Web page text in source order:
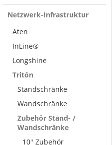
Netzwerk-Infrastruktur
Aten
InLine®
Longshine
Tritón
Standschränke
Wandschränke
Zubehör Stand- /
Wandschränke
10" Zubehör